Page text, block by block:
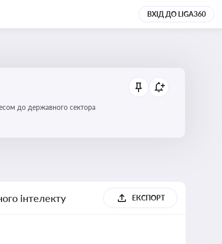
ВХІД ДО LIGA360
до державного сектора
інтелекту ЕКСПОРТ